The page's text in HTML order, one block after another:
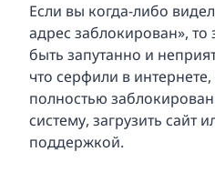
Если вы когда-либо
адрес заблокирован», то
быть запутанно и
что серфили в
полностью
систему, загрузить сайт
поддержкой.